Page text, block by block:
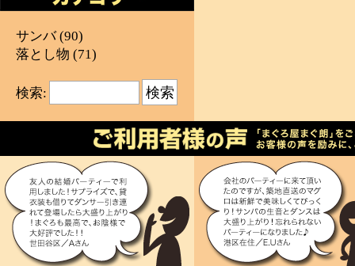
サンバ(90)
落とし物 (71)
検索: